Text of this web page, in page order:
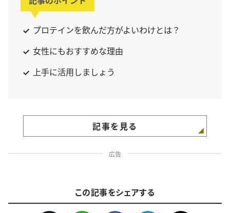
プロテインを飲んだ方がよいわけとは？
女性にもおすすめな理由
上手に活用しましょう
記事を見る
広告
この記事をシェアする